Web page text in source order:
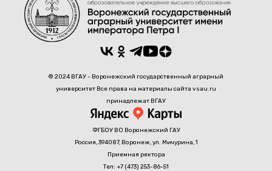
© 2024 ВГАУ - Воронежский государственный аграрный
университет Все права на материалы сайта vsau.ru
принадлежат ВГАУ
ФГБОУ ВО Воронежский ГАУ
Россия, 394087, Воронеж, ул. Мичурина, 1
Приемная ректора
Тел: +7 (473) 253-86-51